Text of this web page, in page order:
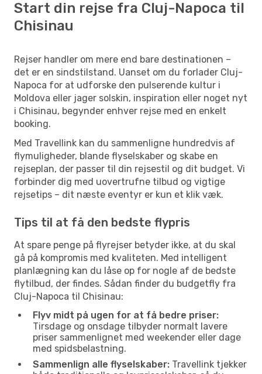
Start din rejse fra Cluj-Napoca til
Chisinau
Rejser handler om mere end bare destinationen –
det er en sindstilstand. Uanset om du forlader Cluj-
Napoca for at udforske den pulserende kultur i
Moldova eller jager solskin, inspiration eller noget nyt
i Chisinau, begynder enhver rejse med en enkelt
booking.
Med Travellink kan du sammenligne hundredvis af
flymuligheder, blande flyselskaber og skabe en
rejseplan, der passer til din rejsestil og dit budget. Vi
forbinder dig med uovertrufne tilbud og vigtige
rejsetips – dit næste eventyr er kun et klik væk.
Tips til at få den bedste flypris
At spare penge på flyrejser betyder ikke, at du skal
gå på kompromis med kvaliteten. Med intelligent
planlægning kan du låse op for nogle af de bedste
flytilbud, der findes. Sådan finder du budgetfly fra
Cluj-Napoca til Chisinau:
Flyv midt på ugen for at få bedre priser:
Tirsdage og onsdage tilbyder normalt lavere
priser sammenlignet med weekender eller dage
med spidsbelastning.
Sammenlign alle flyselskaber: Travellink tjekker